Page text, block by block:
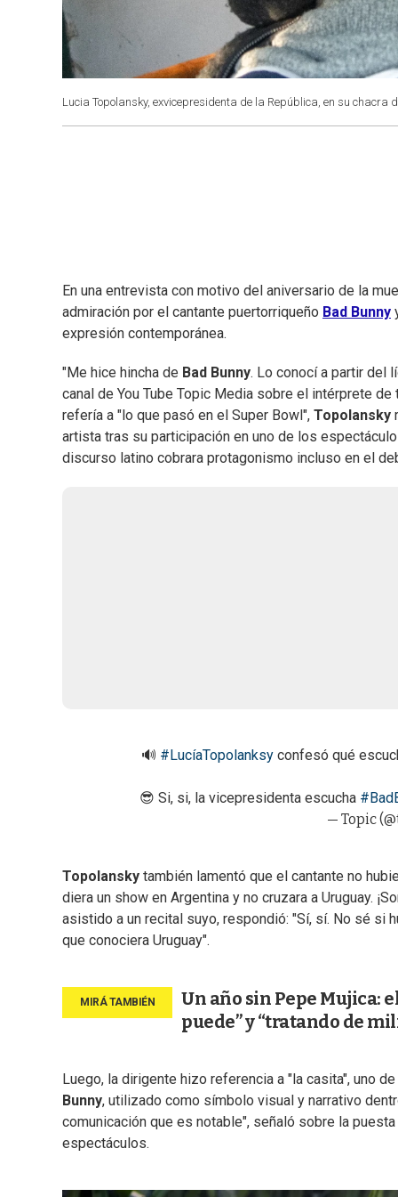
Lucia Topolansky, exvicepresidenta de la República, en su chacra
En una entrevista con motivo del aniversario de la
admiración por el cantante puertorriqueño Bad Bunny
expresión contemporánea.
"Me hice hincha de Bad Bunny. Lo conocí a partir del
canal de You Tube Topic Media sobre el intérprete
refería a "lo que pasó en el Super Bowl", Topolansky
artista tras su participación en uno de los
discurso latino cobrara protagonismo incluso en el
🔊 #LucíaTopolanksyconfesó qué
😎 Si, si, la vicepresidenta escucha
— Topic
Topolansky también lamentó que el cantante no
diera un show en Argentina y no cruzara a Uruguay.
asistido a un recital suyo, respondió: "Sí, sí. No sé si
que conociera Uruguay".
Un año sin Pepe Mujica:
puede” y “tratando de
Luego, la dirigente hizo referencia a "la casita", uno
Bunny, utilizado como símbolo visual y narrativo
comunicación que es notable", señaló sobre la
espectáculos.